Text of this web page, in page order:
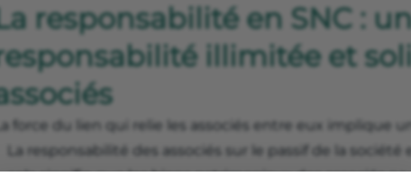
responsabilité en SNC :
illimitée et
force du lien qui relie les associés entre eux implique
La responsabilité des associés sur le passif de la société